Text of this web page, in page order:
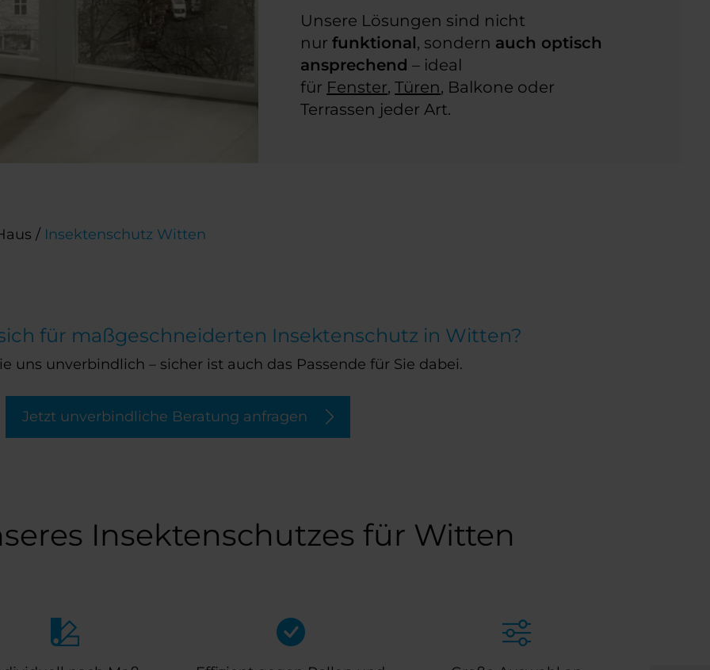
/ Insektenschutz Witten
Unsere Lösungen sind nicht
nurfunktional , sondern auch optisch
ansprechend – ideal
für Fenster,Türen, Balkone oder
Terrassen jeder Art.
für maßgeschneiderten Insektenschutz in Witten?
uns unverbindlich – sicher ist auch das Passende für Sie dabei.
Jetzt unverbindliche Beratung anfragen
Insektenschutzes für Witten